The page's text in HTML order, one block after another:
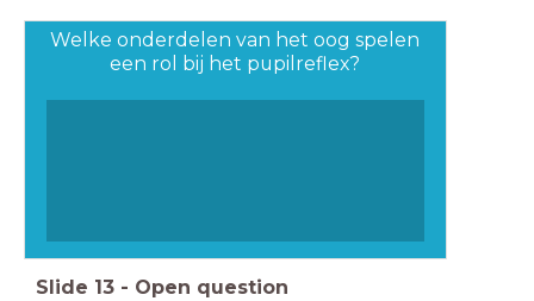
Welke onderdelen van het oog spelen
een rol bij het pupilreflex?
Slide 13 - Open question